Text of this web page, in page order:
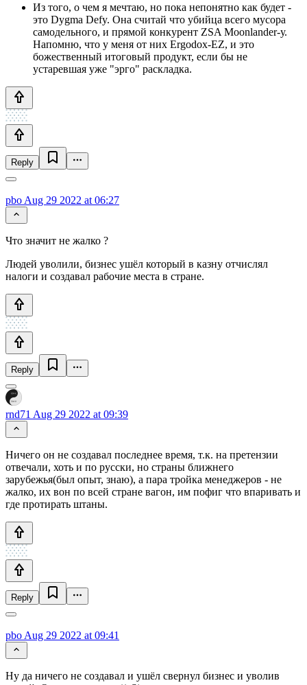
Из того, о чем я мечтаю, но пока непонятно как будет -
это Dygma Defy. Она считай что убийца всего мусора
самодельного, и прямой конкурент ZSA Moonlander-у.
Напомню, что у меня от них Ergodox-EZ, и это
божественный итоговый продукт, если бы не
устаревшая уже "эрго" раскладка.
Reply
pbo Aug 29 2022 at 06:27
Что значит не жалко ?
Людей уволили, бизнес ушёл который в казну отчислял
налоги и создавал рабочие места в стране.
Reply
rnd71 Aug 29 2022 at 09:39
Ничего он не создавал последнее время, т.к. на претензии
отвечали, хоть и по русски, но страны ближнего
зарубежья(был опыт, знаю), а пара тройка менеджеров - не
жалко, их вон по всей стране вагон, им пофиг что впаривать и
где протирать штаны.
Reply
pbo Aug 29 2022 at 09:41
Ну да ничего не создавал и ушёл свернул бизнес и уволив